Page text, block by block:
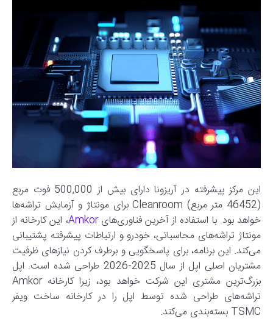
این مرکز پیشرفته در آریزونا دارای بیش از 500,000 فوت مربع
(46452 متر مربع) Cleanroom برای مونتاژ و آزمایش تراشه‌ها
خواهد بود. با استفاده از آخرین فناوری‌هایAmkor، این کارخانه از
مونتاژ تراشه‌های محاسباتی، خودرو و ارتباطات پیشرفته پشتیبانی
می‌کند. این برنامه، برای پاسخگویی و برطرف کردن نیازهای ظرفیت
مشتریان اصلی اپل از سال 2025-2026 طراحی شده است. اپل
بزرگ‌ترین مشتری این شرکت خواهد بود، زیرا کارخانه Amkor
تراشه‌های طراحی شده توسط اپل را در کارخانه ساخت ویفر
TSMC بسته‌بندی می‌کند.